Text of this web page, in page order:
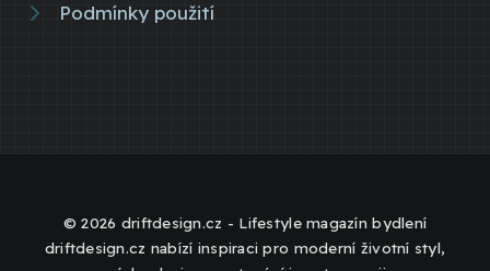
Podmínky použití
© 2026 driftdesign.cz - Lifestyle magazín bydlení
driftdesign.cz nabízí inspiraci pro moderní životní styl,